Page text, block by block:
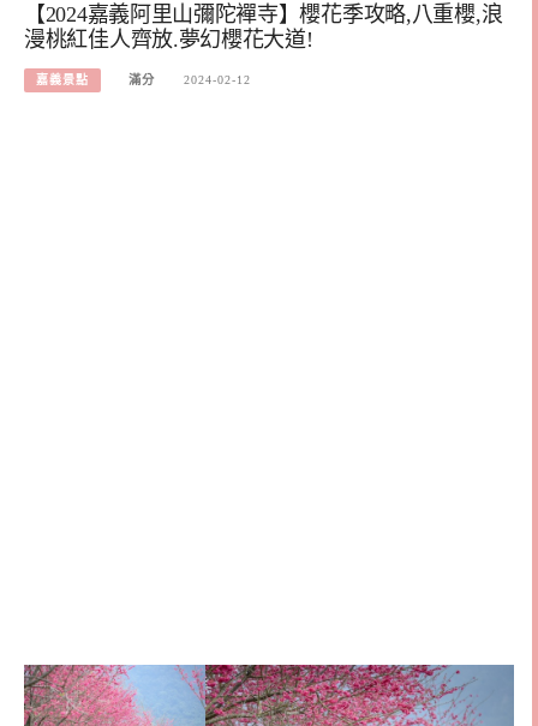
【2024嘉義阿里山彌陀襌寺】櫻花季攻略,八重櫻,浪
漫桃紅佳人齊放.夢幻櫻花大道!
嘉義景點 滿分 2024-02-12